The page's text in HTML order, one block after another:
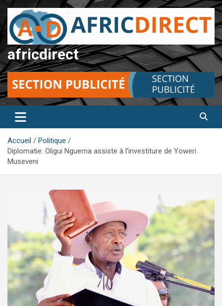
Aller
au
contenu
africdirect
Accueil
Politique
Diplomatie: Oligui Nguema assiste à l’investiture de Yoweri
Museveni